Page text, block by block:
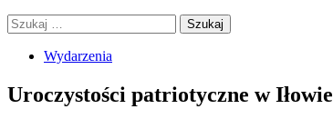
Szukaj:
Wydarzenia
Uroczystości patriotyczne w Iłowie